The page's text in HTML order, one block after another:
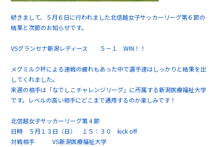
続きまして、５月６日に行われました北信越女子サッカーリーグ第６節の
結果と次節のお知らせです。
VSグランセナ新潟レディース ５－１ WIN！！
メグミルク杯による連戦の疲れもあった中で選手達はしっかりと結果を出
してくれました。
来週の相手は「なでしこチャレンジリーグ」に所属する新潟医療福祉大学
です。レベルの高い相手にどこまで通用するのか楽しみです！
北信越女子サッカーリーグ第４節
日時 ５月１３日（日） １５：３０ kick off
対戦相手 VS新潟医療福祉大学